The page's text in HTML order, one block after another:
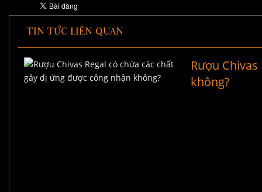
TIN TỨC LIÊN QUAN
Rượu
không?